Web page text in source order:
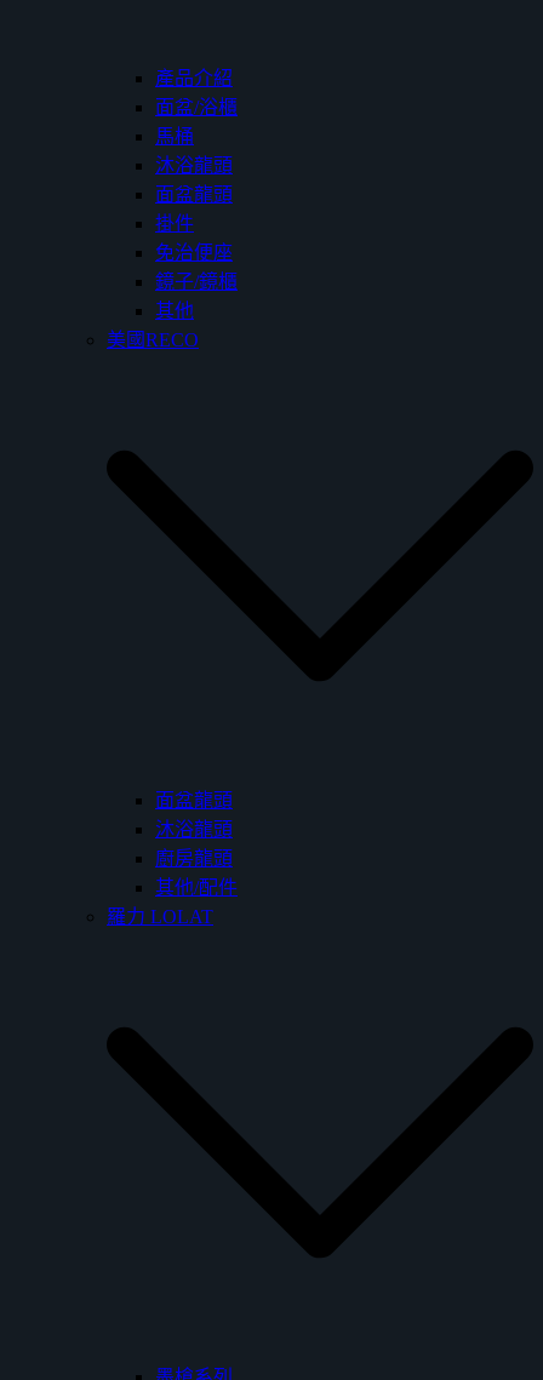
產品介紹
面盆/浴櫃
馬桶
沐浴龍頭
面盆龍頭
掛件
免治便座
鏡子/鏡櫃
其他
美國RECO
面盆龍頭
沐浴龍頭
廚房龍頭
其他/配件
羅力 LOLAT